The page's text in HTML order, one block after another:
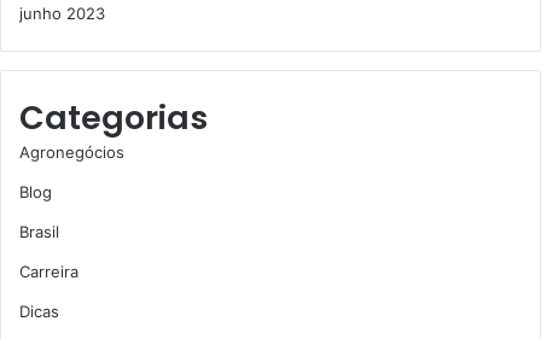
junho 2023
Categorias
Agronegócios
Blog
Brasil
Carreira
Dicas